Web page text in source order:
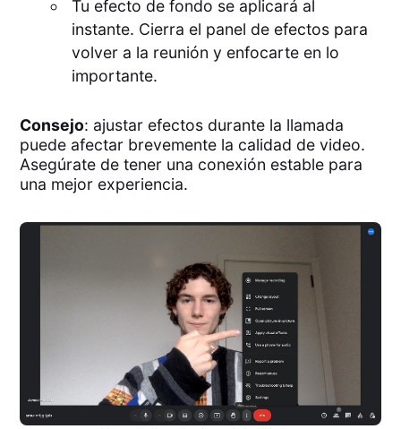
Tu efecto de fondo se aplicará al
instante. Cierra el panel de efectos para
volver a la reunión y enfocarte en lo
importante.
Consejo: ajustar efectos durante la llamada
puede afectar brevemente la calidad de video.
Asegúrate de tener una conexión estable para
una mejor experiencia.